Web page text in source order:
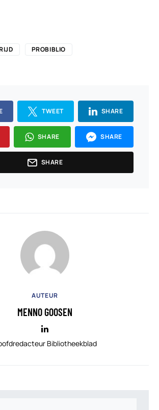
PROBIBLIO
TWEET SHARE
SHARE SHARE
SHARE
AUTEUR
MENNO GOOSEN
Bibliotheekblad